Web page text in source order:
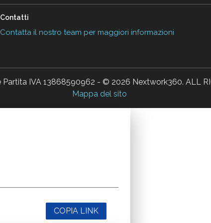
Contatti
Contatta il nostro team per maggiori informazioni
IVA 13868590962 - © 2026 Nextwork360. ALL
Mappa del sito
COPIA LINK